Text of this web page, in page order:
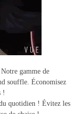
Notre gamme de
souffle. Économisez
!
quotidien ! Évitez les